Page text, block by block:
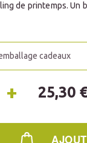
de printemps.
cadeaux
+ 25,30